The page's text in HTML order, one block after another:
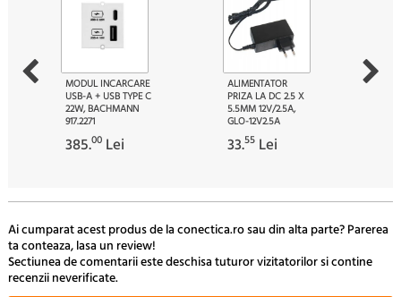
MODUL INCARCARE
USB-A + USB TYPE C
22W, BACHMANN
917.2271
385.00 Lei
ALIMENTATOR
PRIZA LA DC 2.5 X
5.5MM 12V/2.5A,
GLO-12V2.5A
33.55 Lei
Ai cumparat acest produs de la conectica.ro sau din alta parte? Parerea
ta conteaza, lasa un review!
Sectiunea de comentarii este deschisa tuturor vizitatorilor si contine
recenzii neverificate.